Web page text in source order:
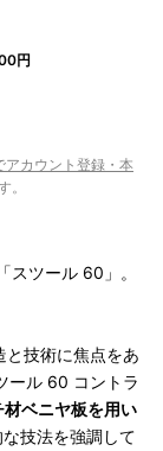
円
アカウント登録・本
。
スツール 60」。
技術に焦点をあ
ール 60 コントラ
ベニヤ板を用い
技法を強調して